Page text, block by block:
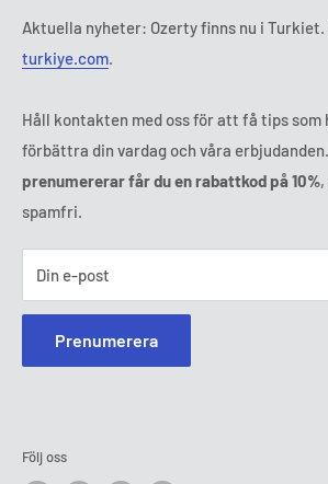
Tl: 010 884 87 30
E-post:
Aktuella nyheter: Ozerty finns nu i Turkiet.
turkiye.com.
Håll kontakten med oss för att få tips som
förbättra din vardag och våra erbjudanden.
prenumererar får du en rabattkod på 10%
spamfri.
Din e-post
Prenumerera
Följ oss